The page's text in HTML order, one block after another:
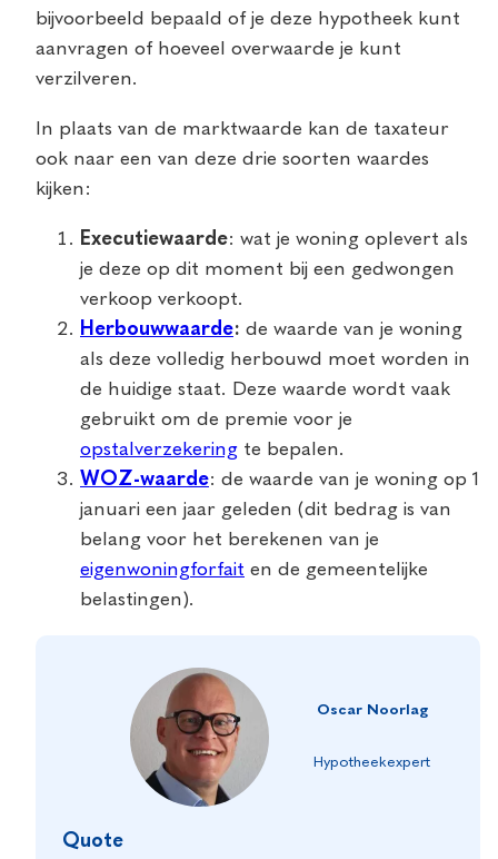
bijvoorbeeld bepaald of je deze hypotheek kunt
aanvragen of hoeveel overwaarde je kunt
verzilveren.
In plaats van de marktwaarde kan de taxateur
ook naar een van deze drie soorten waardes
kijken:
Executiewaarde: wat je woning oplevert als
je deze op dit moment bij een gedwongen
verkoop verkoopt.
Herbouwwaarde: de waarde van je woning
als deze volledig herbouwd moet worden in
de huidige staat. Deze waarde wordt vaak
gebruikt om de premie voor je
opstalverzekering te bepalen.
WOZ-waarde: de waarde van je woning op 1
januari een jaar geleden (dit bedrag is van
belang voor het berekenen van je
eigenwoningforfait en de gemeentelijke
belastingen).
Oscar Noorlag
Hypotheekexpert
Quote